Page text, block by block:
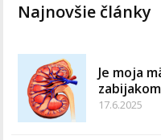
Najnovšie články
Je moja
17.6.2025